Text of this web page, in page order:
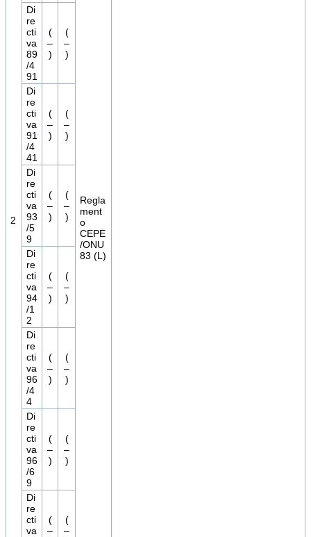
2
Regla
ment
o
CEPE
/ONU
83 (L)
Di
re
cti
va
89
/4
91
(
–
)
(
–
)
Di
re
cti
va
91
/4
41
(
–
)
(
–
)
Di
re
cti
va
93
/5
9
(
–
)
(
–
)
Di
re
cti
va
94
/1
2
(
–
)
(
–
)
Di
re
cti
va
96
/4
4
(
–
)
(
–
)
Di
re
cti
va
96
/6
9
(
–
)
(
–
)
Di
re
cti
va
(
–
(
–